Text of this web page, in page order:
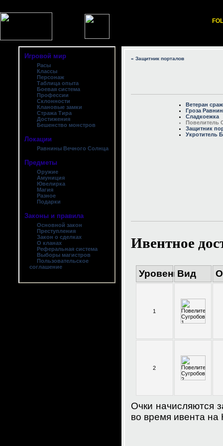
Игровой мир
Расы
Классы
Персонаж
Таблица опыта
Боевая система
Профессии
Склонности
Клановые замки
Стража Тира
Достижения
Бешенство монстров
Локации
Равнины Вечного Солнца
Предметы
Оружие
Амуниция
Ювелирка
Магия
Разное
Подарки
Законы и правила
Основной закон
Преступления
Закон о сделках
О кланах
Реферальная система
Выборы магистров
Пользовательское
соглашение
« Защитник порталов
Ветеран
Гроза
Сладкоежка
Повелитель
Защитник
Укротитель
Ивентное
УровеньВид
1
2
Очки начисляются
во время ивента